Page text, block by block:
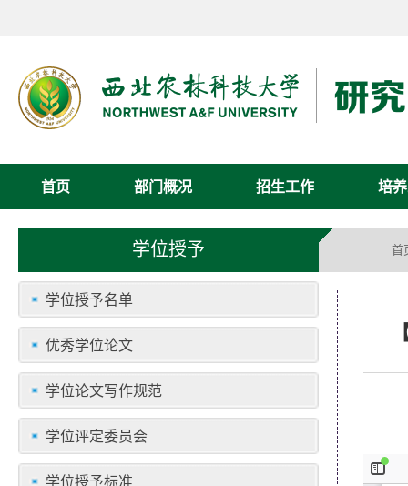
首页 部门概况 招生工作 培
学位授予 首
学位授予名单
优秀学位论文
学位论文写作规范
学位评定委员会
学位授予标准